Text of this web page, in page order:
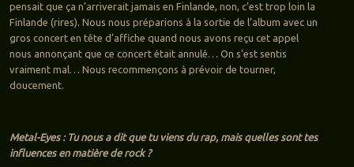
pensait que ça n’arriverait jamais en Finlande, non, c’est trop loin la
Finlande (rires). Nous nous préparions à la sortie de l’album avec un
gros concert en tête d’affiche quand nous avons reçu cet appel
nous annonçant que ce concert était annulé… On s’est sentis
vraiment mal… Nous recommençons à prévoir de tourner,
doucement.
Metal-Eyes : Tu nous a dit que tu viens du rap, mais quelles sont tes
influences en matière de rock ?